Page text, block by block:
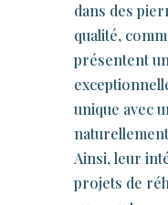
dans des
qualité,
présentent
unique avec
Ainsi, leur
projets de